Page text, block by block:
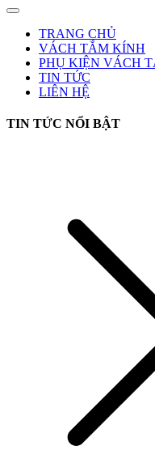
TRANG CHỦ
VÁCH TẮM KÍNH
PHỤ KIỆN VÁCH
TIN TỨC
LIÊN HỆ
TIN TỨC NỔI BẬT